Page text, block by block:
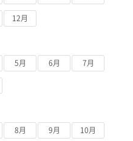
12月
5月 6月 7月
8月 9月 10月